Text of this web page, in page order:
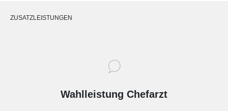
ZUSATZLEISTUNGEN
Wahlleistung Chefarzt